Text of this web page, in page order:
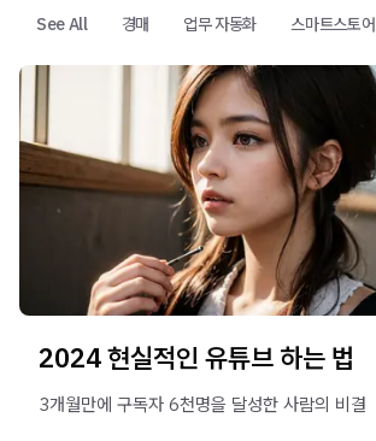
See All 경매 업무 자동화 스마트스토어
2024 현실적인 유튜브 하는 법
3개월만에 구독자 6천명을 달성한 사람의 비결